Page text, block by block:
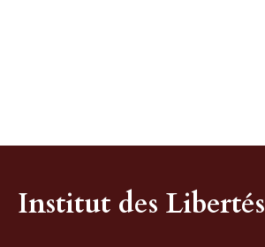
Institut des Libertés